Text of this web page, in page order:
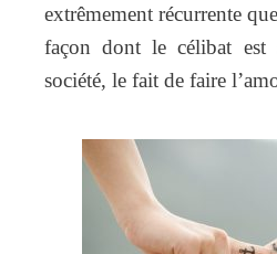
extrêmement récurrente
façon dont le célibat est
société, le fait de faire